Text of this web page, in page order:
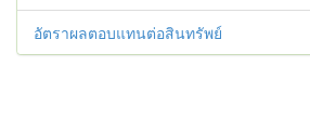
อัตราผลตอบแทนต่อสินทรัพย์